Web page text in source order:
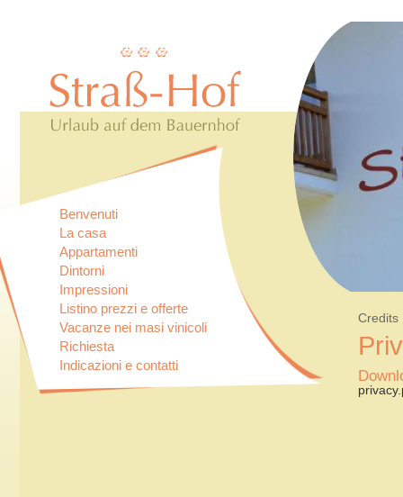
Benvenuti
La casa
Appartamenti
Dintorni
Impressioni
Listino prezzi e offerte
Vacanze nei masi vinicoli
Richiesta
Indicazioni e contatti
Credits